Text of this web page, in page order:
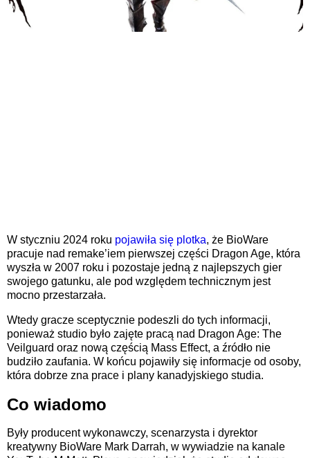
W styczniu 2024 roku pojawiła się plotka, że BioWare
pracuje nad remake’iem pierwszej części Dragon Age, która
wyszła w 2007 roku i pozostaje jedną z najlepszych gier
swojego gatunku, ale pod względem technicznym jest
mocno przestarzała.
Wtedy gracze sceptycznie podeszli do tych informacji,
ponieważ studio było zajęte pracą nad Dragon Age: The
Veilguard oraz nową częścią Mass Effect, a źródło nie
budziło zaufania. W końcu pojawiły się informacje od osoby,
która dobrze zna prace i plany kanadyjskiego studia.
Co wiadomo
Były producent wykonawczy, scenarzysta i dyrektor
kreatywny BioWare Mark Darrah, w wywiadzie na kanale